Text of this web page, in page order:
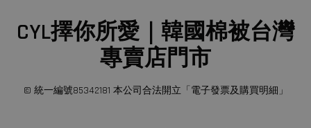
CYL擇你所愛｜韓國棉被台灣
專賣店門市
© 統一編號85342181 本公司合法開立「電子發票及購買明細」